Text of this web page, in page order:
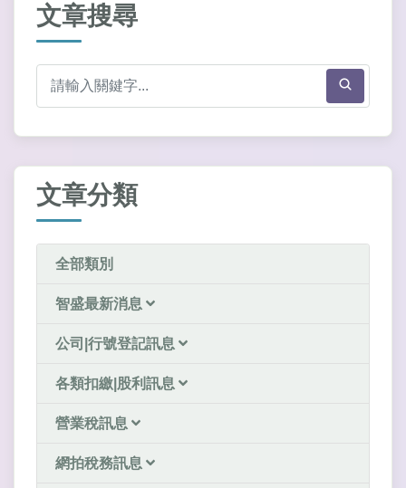
文章搜尋
文章分類
全部類別
智盛最新消息
公司|行號登記訊息
各類扣繳|股利訊息
營業稅訊息
網拍稅務訊息